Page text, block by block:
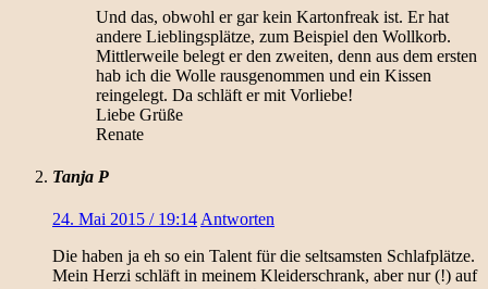
Und das, obwohl er gar kein Kartonfreak ist. Er hat
andere Lieblingsplätze, zum Beispiel den Wollkorb.
Mittlerweile belegt er den zweiten, denn aus dem ersten
hab ich die Wolle rausgenommen und ein Kissen
reingelegt. Da schläft er mit Vorliebe!
Liebe Grüße
Renate
Tanja P
24. Mai 2015 / 19:14 Antworten
Die haben ja eh so ein Talent für die seltsamsten Schlafplätze.
Mein Herzi schläft in meinem Kleiderschrank, aber nur (!) auf